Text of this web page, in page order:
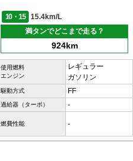
10・15
15.4km/L
満タンでどこまで走る？
924km
使用燃料
エンジン
レギュラー
ガソリン
駆動方式 FF
過給器（ターボ） -
燃費性能 -